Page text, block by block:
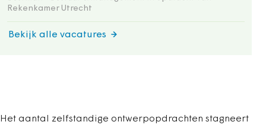
Rekenkamer Utrecht
Bekijk alle vacatures
Het aantal zelfstandige ontwerpopdrachten stagneert